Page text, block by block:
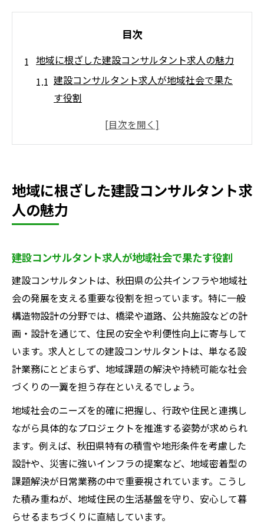
目次
地域に根ざした建設コンサルタント求人の魅力
建設コンサルタント求人が地域社会で果た
す役割
地域密着型建設コンサルタントの強みと魅
地域課題解決に貢献する建設コンサルタン
トの実例
建設コンサルタントによる安定した構造物
設計職の魅力
構造物設計で築く建設コンサルタントとし
ての安定キャリア
安定職場を選ぶ建設コンサルタント求人の
傾向
構造物設計分野の建設コンサルタント求人
事情
転勤なしの働き方が叶う求人選びのコツ
建設コンサルタントで転勤なしを実現する
方法
地域に根ざした建設コンサルタント求
人の魅力
建設コンサルタント求人が地域社会で果たす役割
建設コンサルタントは、秋田県の公共インフラや地域社
会の発展を支える重要な役割を担っています。特に一般
構造物設計の分野では、橋梁や道路、公共施設などの計
画・設計を通じて、住民の安全や利便性向上に寄与して
います。求人としての建設コンサルタントは、単なる設
計業務にとどまらず、地域課題の解決や持続可能な社会
づくりの一翼を担う存在といえるでしょう。
地域社会のニーズを的確に把握し、行政や住民と連携し
ながら具体的なプロジェクトを推進する姿勢が求められ
ます。例えば、秋田県特有の積雪や地形条件を考慮した
設計や、災害に強いインフラの提案など、地域密着型の
課題解決が日常業務の中で重要視されています。こうし
た積み重ねが、地域住民の生活基盤を守り、安心して暮
らせるまちづくりに直結しています。